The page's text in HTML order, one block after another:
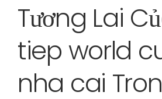
Tương Lai
tiep world
nha cai